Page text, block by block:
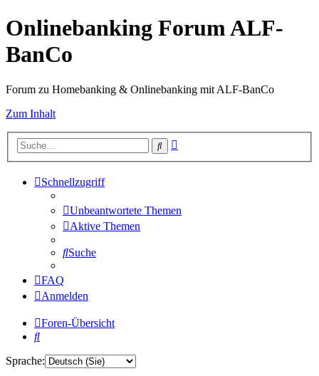
Onlinebanking Forum ALF-
BanCo
Forum zu Homebanking & Onlinebanking mit ALF-BanCo
Zum Inhalt
Suche
Schnellzugriff
Unbeantwortete Themen
Aktive Themen
Suche
FAQ
Anmelden
Foren-Übersicht
Suche
Sprache: